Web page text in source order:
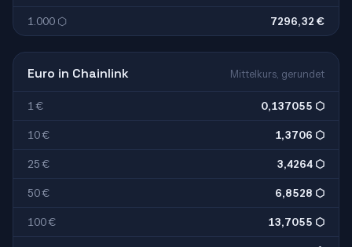
1.000 ⬡ 7296,32 €
Euro in Chainlink Mittelkurs, gerundet
1 € 0,137055 ⬡
10 € 1,3706 ⬡
25 € 3,4264 ⬡
50 € 6,8528 ⬡
100 € 13,7055 ⬡